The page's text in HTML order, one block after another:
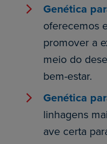
Genética
oferecemos
promover a
meio do
bem-estar.
Genética
linhagens
ave certa